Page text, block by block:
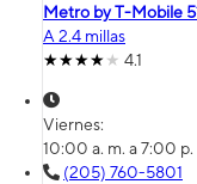
Metro by T-Mobile
A 2.4 millas
4.1
Viernes:
10:00 a. m. a 7:00 p.
(205) 760-5801